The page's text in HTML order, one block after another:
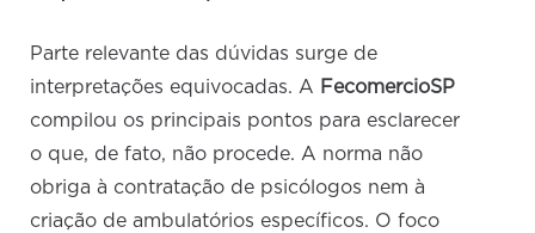
Parte relevante das dúvidas surge de
interpretações equivocadas. A FecomercioSP
compilou os principais pontos para esclarecer
o que, de fato, não procede. A norma não
obriga à contratação de psicólogos nem à
criação de ambulatórios específicos. O foco